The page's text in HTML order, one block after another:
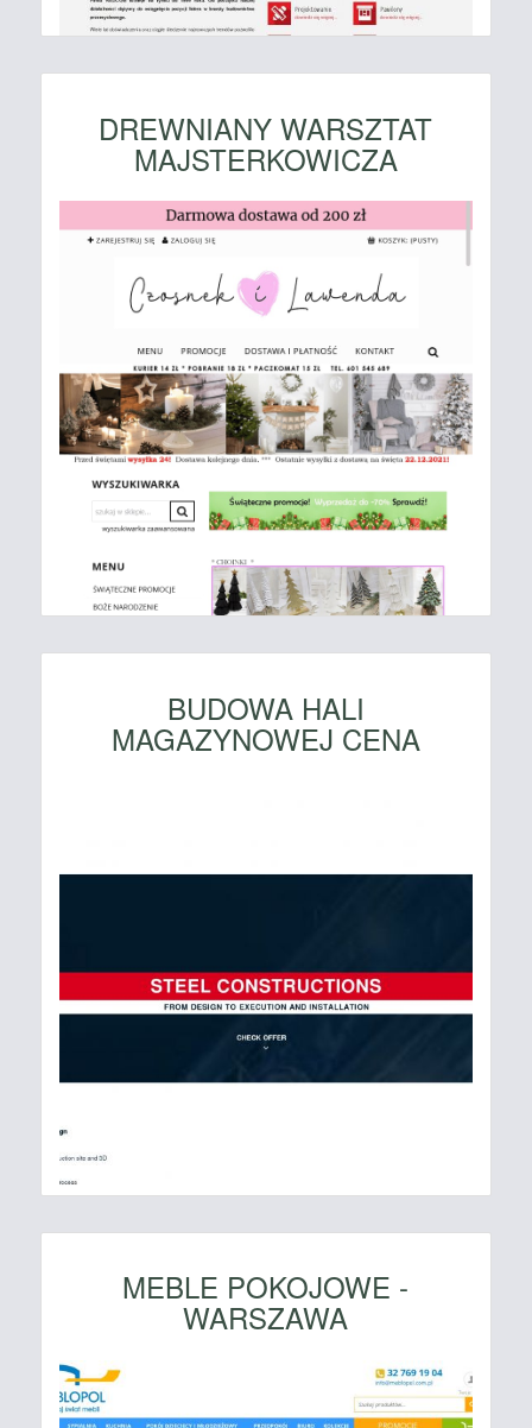
DREWNIANY WARSZTAT
MAJSTERKOWICZA
BUDOWA HALI
MAGAZYNOWEJ CENA
MEBLE POKOJOWE -
WARSZAWA